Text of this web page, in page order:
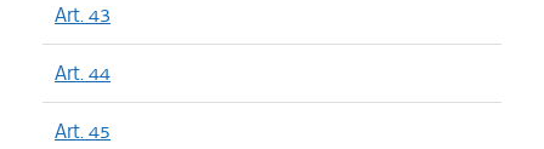
Art. 43
Art. 44
Art. 45